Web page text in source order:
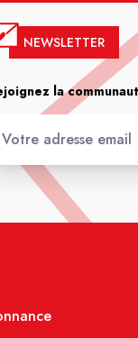
NEWSLETTER
la